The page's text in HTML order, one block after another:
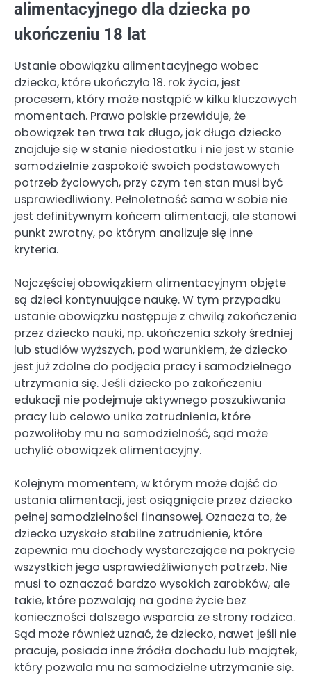
alimentacyjnego dla dziecka po
ukończeniu 18 lat
Ustanie obowiązku alimentacyjnego wobec
dziecka, które ukończyło 18. rok życia, jest
procesem, który może nastąpić w kilku kluczowych
momentach. Prawo polskie przewiduje, że
obowiązek ten trwa tak długo, jak długo dziecko
znajduje się w stanie niedostatku i nie jest w stanie
samodzielnie zaspokoić swoich podstawowych
potrzeb życiowych, przy czym ten stan musi być
usprawiedliwiony. Pełnoletność sama w sobie nie
jest definitywnym końcem alimentacji, ale stanowi
punkt zwrotny, po którym analizuje się inne
kryteria.
Najczęściej obowiązkiem alimentacyjnym objęte
są dzieci kontynuujące naukę. W tym przypadku
ustanie obowiązku następuje z chwilą zakończenia
przez dziecko nauki, np. ukończenia szkoły średniej
lub studiów wyższych, pod warunkiem, że dziecko
jest już zdolne do podjęcia pracy i samodzielnego
utrzymania się. Jeśli dziecko po zakończeniu
edukacji nie podejmuje aktywnego poszukiwania
pracy lub celowo unika zatrudnienia, które
pozwoliłoby mu na samodzielność, sąd może
uchylić obowiązek alimentacyjny.
Kolejnym momentem, w którym może dojść do
ustania alimentacji, jest osiągnięcie przez dziecko
pełnej samodzielności finansowej. Oznacza to, że
dziecko uzyskało stabilne zatrudnienie, które
zapewnia mu dochody wystarczające na pokrycie
wszystkich jego usprawiedżliwionych potrzeb. Nie
musi to oznaczać bardzo wysokich zarobków, ale
takie, które pozwalają na godne życie bez
konieczności dalszego wsparcia ze strony rodzica.
Sąd może również uznać, że dziecko, nawet jeśli nie
pracuje, posiada inne źródła dochodu lub majątek,
który pozwala mu na samodzielne utrzymanie się.